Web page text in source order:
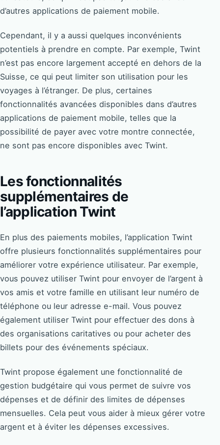
d’autres applications de paiement mobile.
Cependant, il y a aussi quelques inconvénients
potentiels à prendre en compte. Par exemple, Twint
n’est pas encore largement accepté en dehors de la
Suisse, ce qui peut limiter son utilisation pour les
voyages à l’étranger. De plus, certaines
fonctionnalités avancées disponibles dans d’autres
applications de paiement mobile, telles que la
possibilité de payer avec votre montre connectée,
ne sont pas encore disponibles avec Twint.
Les fonctionnalités
supplémentaires de
l’application Twint
En plus des paiements mobiles, l’application Twint
offre plusieurs fonctionnalités supplémentaires pour
améliorer votre expérience utilisateur. Par exemple,
vous pouvez utiliser Twint pour envoyer de l’argent à
vos amis et votre famille en utilisant leur numéro de
téléphone ou leur adresse e-mail. Vous pouvez
également utiliser Twint pour effectuer des dons à
des organisations caritatives ou pour acheter des
billets pour des événements spéciaux.
Twint propose également une fonctionnalité de
gestion budgétaire qui vous permet de suivre vos
dépenses et de définir des limites de dépenses
mensuelles. Cela peut vous aider à mieux gérer votre
argent et à éviter les dépenses excessives.